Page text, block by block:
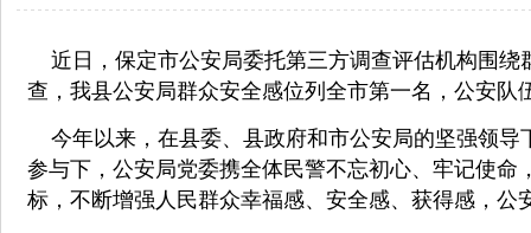
近日，保定市公安局委托第三方调查评估机构围
查，我县公安局群众安全感位列全市第一名 ，公安队
今年以来，在县委、县政府和市公安局的坚强领
参与下，公安局党委携全体民警不忘初心、牢记使
标，不断增强人民群众幸福感、安全感、获得感，